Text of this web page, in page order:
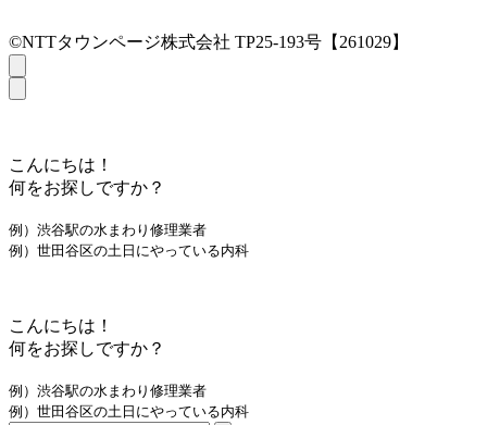
©NTTタウンページ株式会社 TP25-193号【261029】
こんにちは！
何をお探しですか？
例）渋谷駅の水まわり修理業者
例）世田谷区の土日にやっている内科
こんにちは！
何をお探しですか？
例）渋谷駅の水まわり修理業者
例）世田谷区の土日にやっている内科